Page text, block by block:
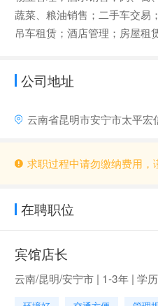
蔬菜、粮油销售；二手车交易
吊车租赁；酒店管理；房屋租赁
公司地址
云南省昆明市安宁市太平宏
求职过程中请勿缴纳费用，
在聘职位
宾馆店长
云南/昆明/安宁市 | 1-3年 | 学